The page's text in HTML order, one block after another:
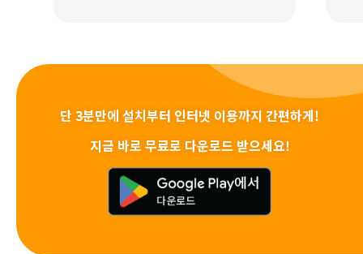
단 3분만에 설치부터 인터넷 이용까지 간편하게!
지금 바로 무료로 다운로드 받으세요!